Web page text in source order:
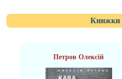
Книжки
Петров Олексій